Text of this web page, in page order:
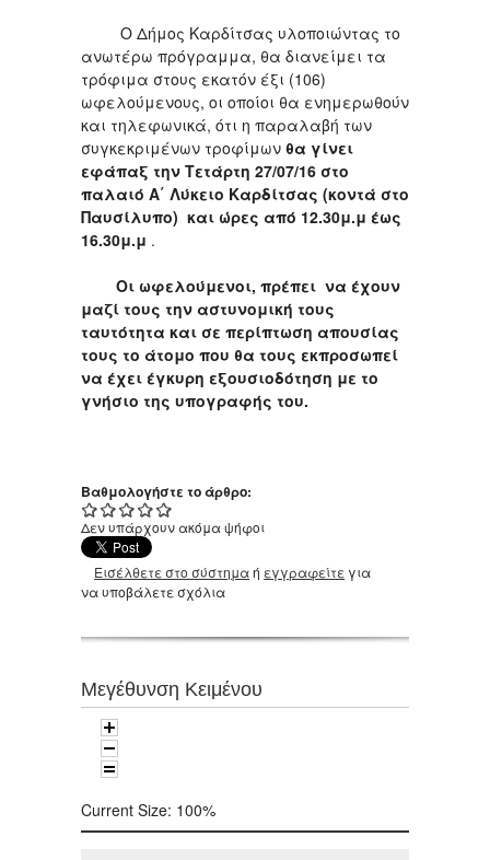
Ο Δήμος Καρδίτσας υλοποιώντας το
ανωτέρω πρόγραμμα, θα διανείμει τα
τρόφιμα στους εκατόν έξι (106)
ωφελούμενους, οι οποίοι θα ενημερωθούν
και τηλεφωνικά, ότι η παραλαβή των
συγκεκριμένων τροφίμων θα γίνει
εφάπαξ την Τετάρτη 27/07/16 στο
παλαιό Α΄ Λύκειο Καρδίτσας (κοντά στο
Παυσίλυπο) και ώρες από 12.30μ.μ έως
16.30μ.μ .
Οι ωφελούμενοι, πρέπει να έχουν
μαζί τους την αστυνομική τους
ταυτότητα και σε περίπτωση απουσίας
τους το άτομο που θα τους εκπροσωπεί
να έχει έγκυρη εξουσιοδότηση με το
γνήσιο της υπογραφής του.
Βαθμολογήστε το άρθρο:
Δεν υπάρχουν ακόμα ψήφοι
Εισέλθετε στο σύστημαή εγγραφείτε για
να υποβάλετε σχόλια
Μεγέθυνση Κειμένου
Current Size: 100%